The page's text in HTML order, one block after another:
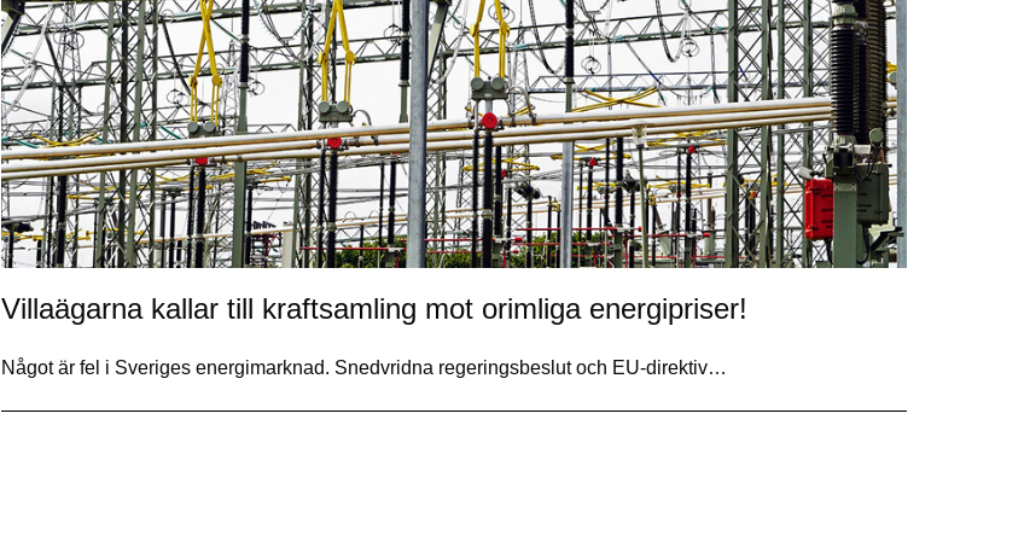
Villaägarna kallar till kraftsamling mot orimliga energipriser!
Något är fel i Sveriges energimarknad. Snedvridna regeringsbeslut och EU-direktiv…